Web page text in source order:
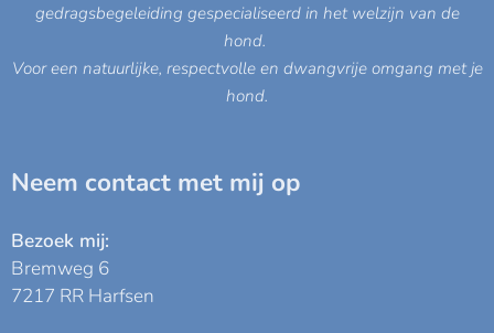
gedragsbegeleiding gespecialiseerd in het welzijn van de
hond.
Voor een natuurlijke, respectvolle en dwangvrije omgang met je
hond.
Neem contact met mij op
Bezoek mij:
Bremweg 6
7217 RR Harfsen